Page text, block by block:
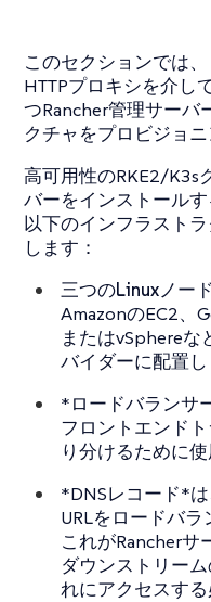
このセクションでは、
HTTPプロキシを介し
つRancher管理サーバ
クチャをプロビジョニ
高可用性のRKE2/K3s
バーをインストールす
以下のインフラスト
します：
三つのLinuxノード
AmazonのEC2、
またはvSphereな
バイダーに配置し
*ロードバランサ
フロントエンド
り分けるために使
*DNSレコード*は
URLをロードバラ
これがRancherサ
ダウンストリー
れにアクセスする